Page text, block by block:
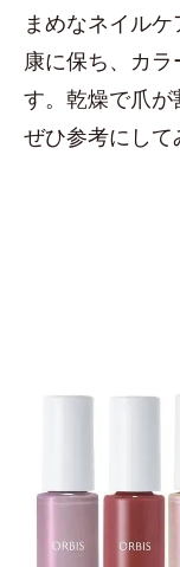
まめなネイル
康に保ち、カ
す。乾燥で爪が
ぜひ参考にして